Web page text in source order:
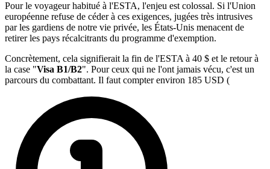
Pour le voyageur habitué à l'ESTA, l'enjeu est colossal. Si l'Union
européenne refuse de céder à ces exigences, jugées très intrusives
par les gardiens de notre vie privée, les États-Unis menacent de
retirer les pays récalcitrants du programme d'exemption.
Concrètement, cela signifierait la fin de l'ESTA à 40 $ et le retour à
la case "Visa B1/B2". Pour ceux qui ne l'ont jamais vécu, c'est un
parcours du combattant. Il faut compter environ 185 USD (